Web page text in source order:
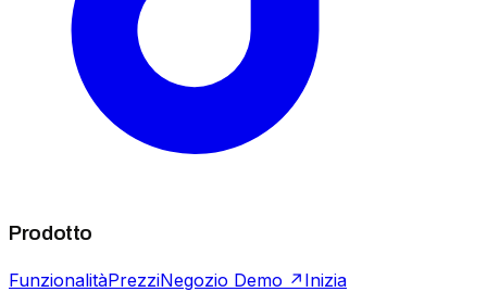
Prodotto
FunzionalitàPrezziNegozio Demo ↗ Inizia